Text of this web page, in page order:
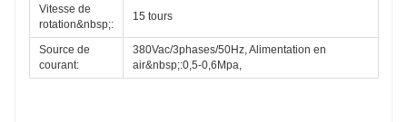
Vitesse de
rotation&nbsp;:
15 tours
Source de
courant:
380Vac/3phases/50Hz, Alimentation en
air&nbsp;:0,5-0,6Mpa,